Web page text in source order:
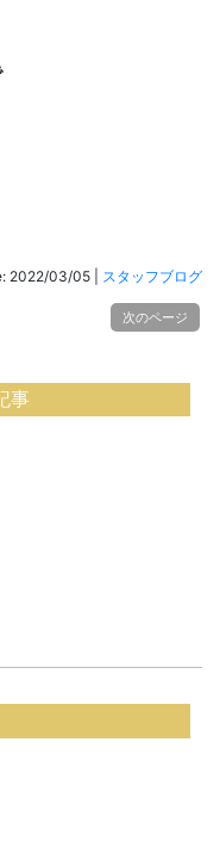
2022/03/05 スタッフブログ
次のページ
事